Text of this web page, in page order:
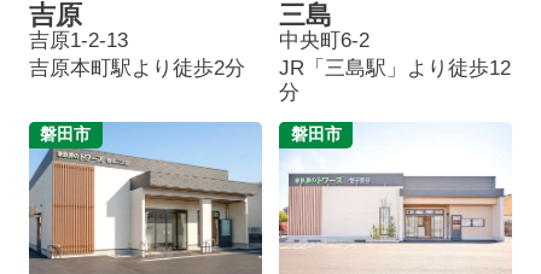
吉原
吉原1-2-13
吉原本町駅より徒歩2分
三島
中央町6-2
JR「三島駅」より徒歩12
分
磐田市 磐田市